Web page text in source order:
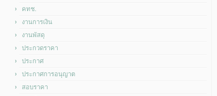
คทช.
งานการเงิน
งานพัสดุ
ประกวดราคา
ประกาศ
ประกาศการอนุญาต
สอบราคา